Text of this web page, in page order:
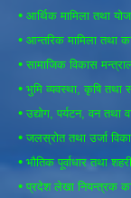
• आर्थिक मामिला तथा
• आन्तरिक मामिला तथा
• सामाजिक विकास
• भुमि व्यवस्था, कृषि तथा
• उद्योग, पर्यटन, वन तथा
• जलस्रोत तथा उर्जा
• भौतिक पूर्वाधार तथा
• प्रदेश लेखा नियन्त्रक